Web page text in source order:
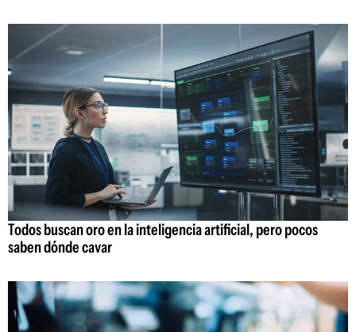
Todos buscan oro en la inteligencia artificial, pero pocos
saben dónde cavar